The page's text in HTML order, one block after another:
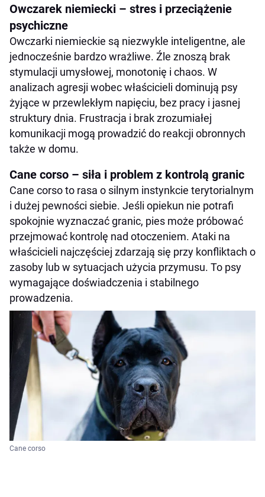
Owczarek niemiecki – stres i przeciążenie
psychiczne
Owczarki niemieckie są niezwykle inteligentne, ale
jednocześnie bardzo wrażliwe. Źle znoszą brak
stymulacji umysłowej, monotonię i chaos. W
analizach agresji wobec właścicieli dominują psy
żyjące w przewlekłym napięciu, bez pracy i jasnej
struktury dnia. Frustracja i brak zrozumiałej
komunikacji mogą prowadzić do reakcji obronnych
także w domu.
Cane corso – siła i problem z kontrolą granic
Cane corso to rasa o silnym instynkcie terytorialnym
i dużej pewności siebie. Jeśli opiekun nie potrafi
spokojnie wyznaczać granic, pies może próbować
przejmować kontrolę nad otoczeniem. Ataki na
właścicieli najczęściej zdarzają się przy konfliktach o
zasoby lub w sytuacjach użycia przymusu. To psy
wymagające doświadczenia i stabilnego
prowadzenia.
Cane corso